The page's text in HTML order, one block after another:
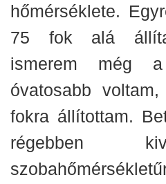
hőmérséklete.
75 fok alá
ismerem még
óvatosabb
fokra állítottam.
régebben